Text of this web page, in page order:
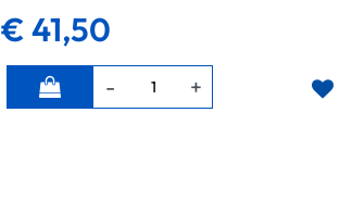
€ 41,50
Quantità